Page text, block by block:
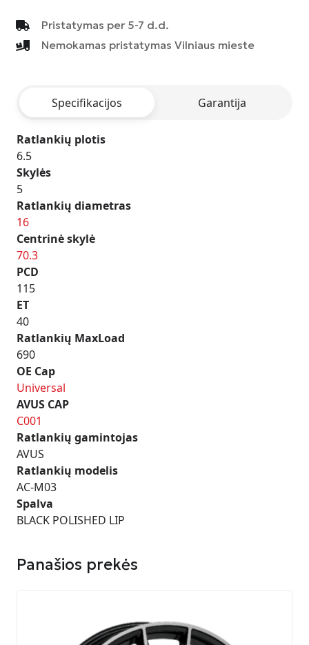
-
AC-
M03
POLISHED
Pristatymas per 5-7 d.d.
Nemokamas pristatymas Vilniaus mieste
Specifikacijos Garantija
Ratlankių plotis
6.5
Skylės
5
Ratlankių diametras
16
Centrinė skylė
70.3
PCD
115
ET
40
Ratlankių MaxLoad
690
OE Cap
Universal
AVUS CAP
C001
Ratlankių gamintojas
AVUS
Ratlankių modelis
AC-M03
Spalva
BLACK POLISHED LIP
Panašios prekės